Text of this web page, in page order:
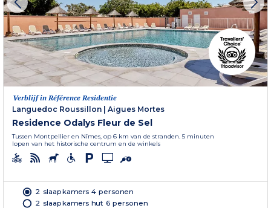
Verblijf in Référence Residentie
Languedoc Roussillon | Aigues Mortes
Residence Odalys Fleur de Sel
Tussen Montpellier en Nîmes, op 6 km van de stranden. 5 minuten
lopen van het historische centrum en de winkels
2 slaapkamers 4 personen
2 slaapkamers hut 6 personen